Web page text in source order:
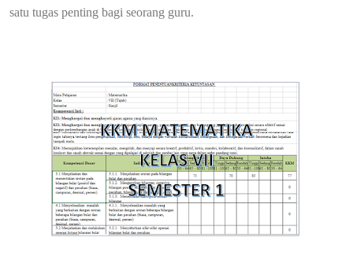
satu tugas penting bagi seorang guru.